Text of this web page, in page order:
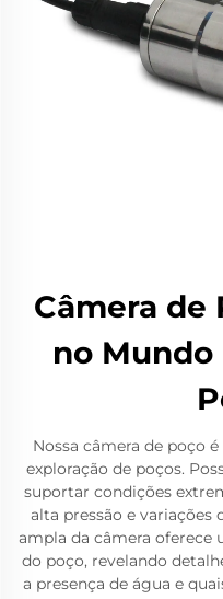
Câmera de
no
Nossa câmera de poço
exploração de poços.
suportar condições
alta pressão e variações
ampla da câmera oferece
do poço, revelando
a presença de água e